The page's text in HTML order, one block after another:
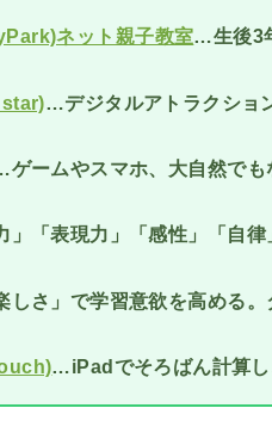
ネット親子教室…生後3
…デジタルアトラクショ
ゲームやスマホ、大自然でも
「表現力」「感性」「自律
さ」で学習意欲を高める。
…iPadでそろばん計算し